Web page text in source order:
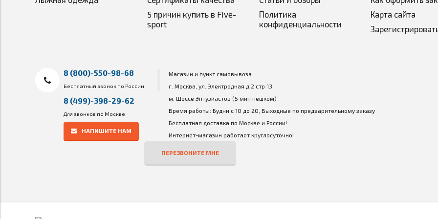
5 причин купить в Five-
sport
Политика
конфиденциальности
Карта сайта
8 (800)-550-98-68
Бесплатный звонок по России
8 (499)-398-29-62
Для звонков по Москве
НАПИШИТЕ НАМ
Магазин и пункт самовывоза:
г. Москва, ул. Электродная д.2 стр 13
м. Шоссе Энтузиастов (5 мин пешком)
Время работы: Будни с 10 до 20, Выходные по предварительному заказу
Бесплатная доставка по Москве и России!
Интернет-магазин работает круглосуточно!
ПЕРЕЗВОНИТЕ МНЕ